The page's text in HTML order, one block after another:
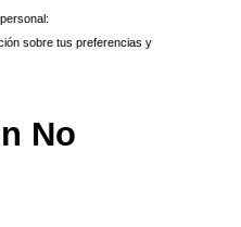
sobre tus preferencias y
No